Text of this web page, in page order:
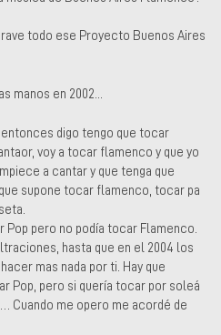
todo ese Proyecto Buenos Aires
manos en 2002...
digo tengo que tocar
voy a tocar flamenco y que yo
a cantar y que tenga que
supone tocar flamenco, tocar pa
pero no podía tocar Flamenco.
hasta que en el 2004 los
mas nada por ti. Hay que
Pop, pero si quería tocar por soleá
Cuando me opero me acordé de